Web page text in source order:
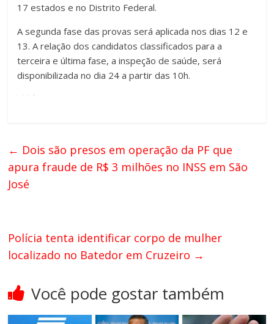
17 estados e no Distrito Federal.
A segunda fase das provas será aplicada nos dias 12 e
13. A relação dos candidatos classificados para a
terceira e última fase, a inspeção de saúde, será
disponibilizada no dia 24 a partir das 10h.
← Dois são presos em operação da PF que
apura fraude de R$ 3 milhões no INSS em São
José
Polícia tenta identificar corpo de mulher
localizado no Batedor em Cruzeiro →
Você pode gostar também